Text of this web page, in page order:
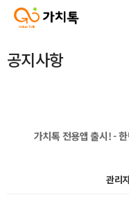
공지사항
가치톡 전용앱 출시! -
관리